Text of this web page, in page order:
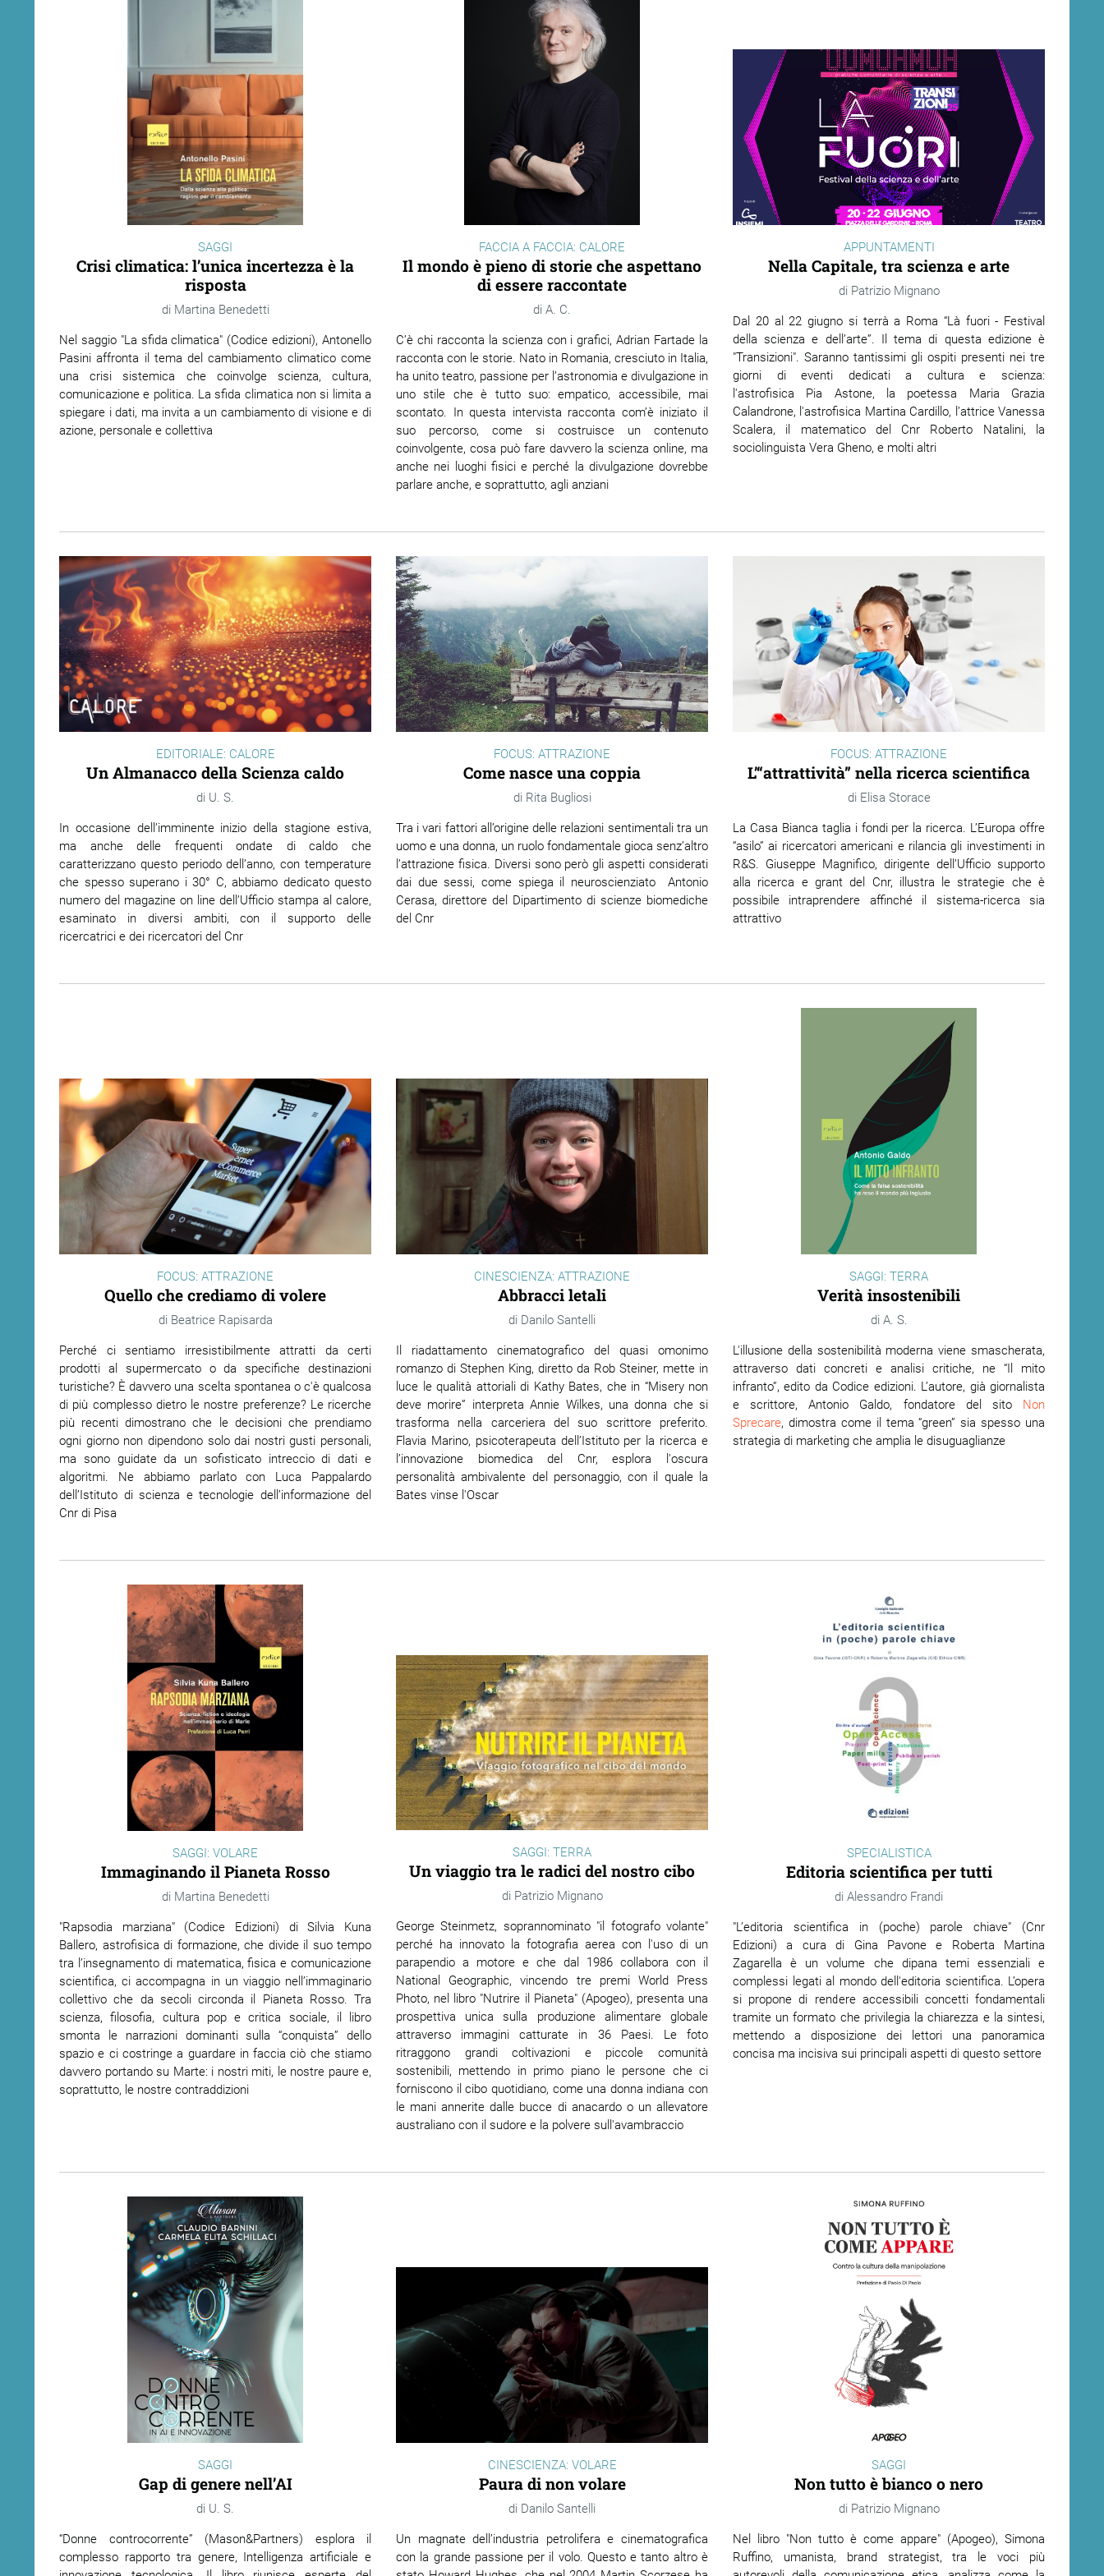
SAGGI
Crisi climatica: l’unica incertezza è la
risposta
Martina Benedetti
Nel saggio "La sfida climatica" (Codice edizioni), Antonello
Pasini affronta il tema del cambiamento climatico come
una crisi sistemica che coinvolge scienza, cultura,
comunicazione e politica. La sfida climatica non si limita a
spiegare i dati, ma invita a un cambiamento di visione e di
azione, personale e collettiva
FACCIA A FACCIA: CALORE
Il mondo è pieno di storie che aspettano
di essere raccontate
A. C.
C’è chi racconta la scienza con i grafici, Adrian Fartade la
racconta con le storie. Nato in Romania, cresciuto in Italia,
ha unito teatro, passione per l’astronomia e divulgazione in
uno stile che è tutto suo: empatico, accessibile, mai
scontato. In questa intervista racconta com’è iniziato il
suo percorso, come si costruisce un contenuto
coinvolgente, cosa può fare davvero la scienza online, ma
anche nei luoghi fisici e perché la divulgazione dovrebbe
parlare anche, e soprattutto, agli anziani
APPUNTAMENTI
Nella Capitale, tra scienza e arte
Patrizio Mignano
Dal 20 al 22 giugno si terrà a Roma “Là fuori - Festival
della scienza e dell’arte”. Il tema di questa edizione è
"Transizioni". Saranno tantissimi gli ospiti presenti nei tre
giorni di eventi dedicati a cultura e scienza:
l'astrofisica Pia Astone, la poetessa Maria Grazia
Calandrone, l'astrofisica Martina Cardillo, l’attrice Vanessa
Scalera, il matematico del Cnr Roberto Natalini, la
sociolinguista Vera Gheno, e molti altri
EDITORIALE: CALORE
Un Almanacco della Scienza caldo
U. S.
In occasione dell’imminente inizio della stagione estiva,
ma anche delle frequenti ondate di caldo che
caratterizzano questo periodo dell’anno, con temperature
che spesso superano i 30° C, abbiamo dedicato questo
numero del magazine on line dell’Ufficio stampa al calore,
esaminato in diversi ambiti, con il supporto delle
ricercatrici e dei ricercatori del Cnr
FOCUS: ATTRAZIONE
Come nasce una coppia
Rita Bugliosi
Tra i vari fattori all’origine delle relazioni sentimentali tra un
uomo e una donna, un ruolo fondamentale gioca senz’altro
l’attrazione fisica. Diversi sono però gli aspetti considerati
dai due sessi, come spiega il neuroscienziato Antonio
Cerasa, direttore del Dipartimento di scienze biomediche
del Cnr
FOCUS: ATTRAZIONE
L’“attrattività” nella ricerca scientifica
Elisa Storace
La Casa Bianca taglia i fondi per la ricerca. L’Europa offre
“asilo” ai ricercatori americani e rilancia gli investimenti in
R&S. Giuseppe Magnifico, dirigente dell’Ufficio supporto
alla ricerca e grant del Cnr, illustra le strategie che è
possibile intraprendere affinché il sistema-ricerca sia
attrattivo
FOCUS: ATTRAZIONE
Quello che crediamo di volere
Beatrice Rapisarda
Perché ci sentiamo irresistibilmente attratti da certi
prodotti al supermercato o da specifiche destinazioni
turistiche? È davvero una scelta spontanea o c'è qualcosa
di più complesso dietro le nostre preferenze? Le ricerche
più recenti dimostrano che le decisioni che prendiamo
ogni giorno non dipendono solo dai nostri gusti personali,
ma sono guidate da un sofisticato intreccio di dati e
algoritmi. Ne abbiamo parlato con Luca Pappalardo
dell’Istituto di scienza e tecnologie dell’informazione del
Cnr di Pisa
CINESCIENZA: ATTRAZIONE
Abbracci letali
Danilo Santelli
Il riadattamento cinematografico del quasi omonimo
romanzo di Stephen King, diretto da Rob Steiner, mette in
luce le qualità attoriali di Kathy Bates, che in “Misery non
deve morire” interpreta Annie Wilkes, una donna che si
trasforma nella carceriera del suo scrittore preferito.
Flavia Marino, psicoterapeuta dell’Istituto per la ricerca e
l’innovazione biomedica del Cnr, esplora l'oscura
personalità ambivalente del personaggio, con il quale la
Bates vinse l'Oscar
SAGGI: TERRA
Verità insostenibili
A. S.
L'illusione della sostenibilità moderna viene smascherata,
attraverso dati concreti e analisi critiche, ne “Il mito
infranto”, edito da Codice edizioni. L’autore, già giornalista
e scrittore, Antonio Galdo, fondatore del sito Non
Sprecare, dimostra come il tema “green” sia spesso una
strategia di marketing che amplia le disuguaglianze
SAGGI: VOLARE
Immaginando il Pianeta Rosso
Martina Benedetti
"Rapsodia marziana" (Codice Edizioni) di Silvia Kuna
Ballero, astrofisica di formazione, che divide il suo tempo
tra l’insegnamento di matematica, fisica e comunicazione
scientifica, ci accompagna in un viaggio nell’immaginario
collettivo che da secoli circonda il Pianeta Rosso. Tra
scienza, filosofia, cultura pop e critica sociale, il libro
smonta le narrazioni dominanti sulla “conquista” dello
spazio e ci costringe a guardare in faccia ciò che stiamo
davvero portando su Marte: i nostri miti, le nostre paure e,
soprattutto, le nostre contraddizioni
SAGGI: TERRA
Un viaggio tra le radici del nostro cibo
Patrizio Mignano
George Steinmetz, soprannominato "il fotografo volante"
perché ha innovato la fotografia aerea con l'uso di un
parapendio a motore e che dal 1986 collabora con il
National Geographic, vincendo tre premi World Press
Photo, nel libro "Nutrire il Pianeta" (Apogeo), presenta una
prospettiva unica sulla produzione alimentare globale
attraverso immagini catturate in 36 Paesi. Le foto
ritraggono grandi coltivazioni e piccole comunità
sostenibili, mettendo in primo piano le persone che ci
forniscono il cibo quotidiano, come una donna indiana con
le mani annerite dalle bucce di anacardo o un allevatore
australiano con il sudore e la polvere sull'avambraccio
SPECIALISTICA
Editoria scientifica per tutti
Alessandro Frandi
"L’editoria scientifica in (poche) parole chiave" (Cnr
Edizioni) a cura di Gina Pavone e Roberta Martina
Zagarella è un volume che dipana temi essenziali e
complessi legati al mondo dell'editoria scientifica. L’opera
si propone di rendere accessibili concetti fondamentali
tramite un formato che privilegia la chiarezza e la sintesi,
mettendo a disposizione dei lettori una panoramica
concisa ma incisiva sui principali aspetti di questo settore
SAGGI
Gap di genere nell’AI
U. S.
“Donne controcorrente” (Mason&Partners) esplora il
complesso rapporto tra genere, Intelligenza artificiale e
CINESCIENZA: VOLARE
Paura di non volare
Danilo Santelli
Un magnate dell’industria petrolifera e cinematografica
con la grande passione per il volo. Questo e tanto altro è
SAGGI
Non tutto è bianco o nero
Patrizio Mignano
Nel libro "Non tutto è come appare" (Apogeo), Simona
Ruffino, umanista, brand strategist, tra le voci più